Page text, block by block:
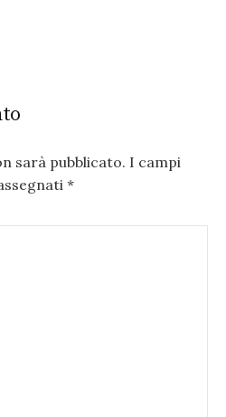
sarà pubblicato. I campi
*